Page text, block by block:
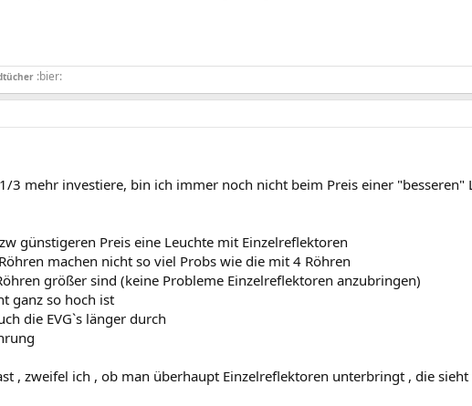
:bier:
3 mehr investiere, bin ich immer noch nicht beim Preis einer
günstigeren Preis eine Leuchte mit Einzelreflektoren
machen nicht so viel Probs wie die mit 4 Röhren
größer sind (keine Probleme Einzelreflektoren anzubringen)
ganz so hoch ist
die EVG`s länger durch
, zweifel ich , ob man überhaupt Einzelreflektoren unterbringt , die sieht